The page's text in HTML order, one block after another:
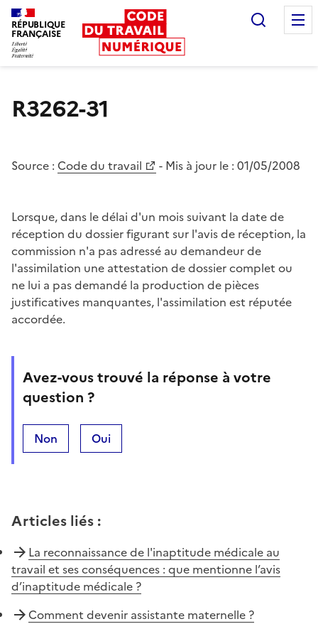
RÉPUBLIQUE
FRANÇAISE
R3262-31
Source : Code du travail - Mis à jour le : 01/05/2008
Lorsque, dans le délai d'un mois suivant la date de
réception du dossier figurant sur l'avis de réception, la
commission n'a pas adressé au demandeur de
l'assimilation une attestation de dossier complet ou
ne lui a pas demandé la production de pièces
justificatives manquantes, l'assimilation est réputée
accordée.
Avez-vous trouvé la réponse à votre
question ?
Non Oui
Articles liés :
La reconnaissance de l'inaptitude médicale au
travail et ses conséquences : que mentionne l’avis
d’inaptitude médicale ?
Comment devenir assistante maternelle ?